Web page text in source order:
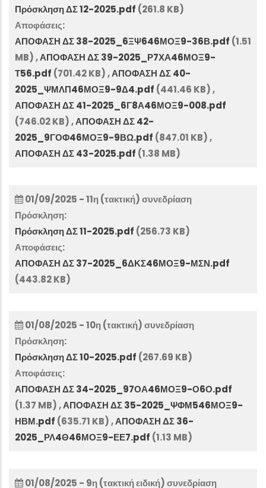
Πρόσκληση ΔΣ 12-2025.pdf (261.8 KB)
Αποφάσεις:
ΑΠΟΦΑΣΗ ΔΣ 38-2025_6ΞΨ646ΜΟΞ9-36Β.pdf (1.51
MB) ,ΑΠΟΦΑΣΗ ΔΣ 39-2025_Ρ7ΧΑ46ΜΟΞ9-
Τ56.pdf (701.42 KB) ,ΑΠΟΦΑΣΗ ΔΣ 40-
2025_ΨΜΛΠ46ΜΟΞ9-9Δ4.pdf (441.46 KB) ,
ΑΠΟΦΑΣΗ ΔΣ 41-2025_6Γ8Α46ΜΟΞ9-008.pdf
(746.02 KB) ,ΑΠΟΦΑΣΗ ΔΣ 42-
2025_9ΓΟΦ46ΜΟΞ9-9ΒΩ.pdf (847.01 KB) ,
ΑΠΟΦΑΣΗ ΔΣ 43-2025.pdf (1.38 MB)
01/09/2025 - 11η (τακτική) συνεδρίαση
Πρόσκληση:
Πρόσκληση ΔΣ 11-2025.pdf (256.73 KB)
Αποφάσεις:
ΑΠΟΦΑΣΗ ΔΣ 37-2025_6ΔΚΣ46ΜΟΞ9-ΜΣΝ.pdf
(443.82 KB)
01/08/2025 - 10η (τακτική) συνεδρίαση
Πρόσκληση:
Πρόσκληση ΔΣ 10-2025.pdf (267.69 KB)
Αποφάσεις:
ΑΠΟΦΑΣΗ ΔΣ 34-2025_97ΟΑ46ΜΟΞ9-Ο6Ο.pdf
(1.37 MB) ,ΑΠΟΦΑΣΗ ΔΣ 35-2025_ΨΦΜ546ΜΟΞ9-
ΗΒΜ.pdf (635.71 KB) ,ΑΠΟΦΑΣΗ ΔΣ 36-
2025_ΡΛ4Θ46ΜΟΞ9-ΕΕ7.pdf (1.13 MB)
01/08/2025 - 9η (τακτική ειδική) συνεδρίαση